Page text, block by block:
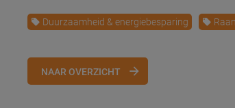
Duurzaamheid & energiebesparing
NAAR OVERZICHT